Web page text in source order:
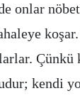
onlar
Çünkü
kendi